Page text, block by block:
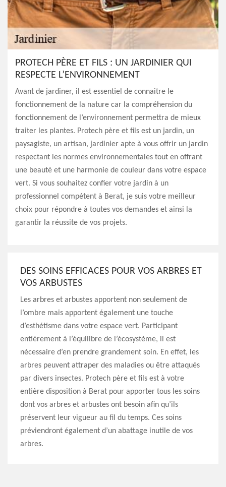
PROTECH PÈRE ET FILS : UN JARDINIER QUI
RESPECTE L’ENVIRONNEMENT
Avant de jardiner, il est essentiel de connaitre le
fonctionnement de la nature car la compréhension du
fonctionnement de l’environnement permettra de mieux
traiter les plantes. Protech père et fils est un jardin, un
paysagiste, un artisan, jardinier apte à vous offrir un jardin
respectant les normes environnementales tout en offrant
une beauté et une harmonie de couleur dans votre espace
vert. Si vous souhaitez confier votre jardin à un
professionnel compétent à Berat, je suis votre meilleur
choix pour répondre à toutes vos demandes et ainsi la
garantir la réussite de vos projets.
DES SOINS EFFICACES POUR VOS ARBRES ET
VOS ARBUSTES
Les arbres et arbustes apportent non seulement de
l’ombre mais apportent également une touche
d’esthétisme dans votre espace vert. Participant
entièrement à l’équilibre de l’écosystème, il est
nécessaire d’en prendre grandement soin. En effet, les
arbres peuvent attraper des maladies ou être attaqués
par divers insectes. Protech père et fils est à votre
entière disposition à Berat pour apporter tous les soins
dont vos arbres et arbustes ont besoin afin qu’ils
préservent leur vigueur au fil du temps. Ces soins
préviendront également d’un abattage inutile de vos
arbres.